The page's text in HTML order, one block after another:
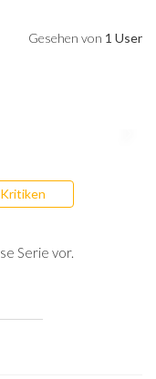
Gesehen von 1 User
Serie vor.